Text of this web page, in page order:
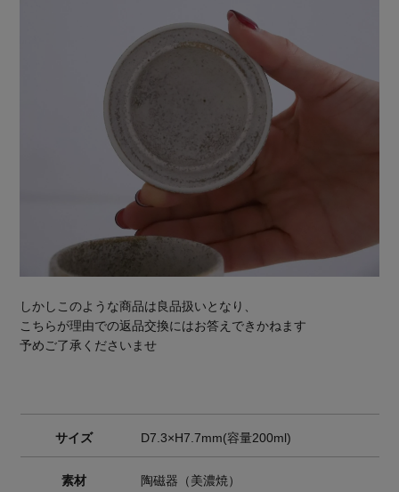
しかしこのような商品は良品扱いとなり、
こちらが理由での返品交換にはお答えできかねます
予めご了承くださいませ
サイズ D7.3×H7.7mm(容量200ml)
素材 陶磁器（美濃焼）